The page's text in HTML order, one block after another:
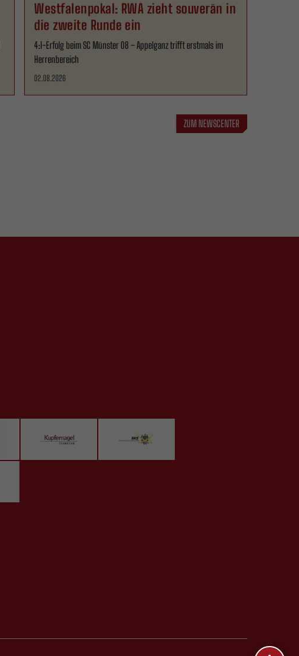
Westfalenpokal: RWA zieht souverän in
die zweite Runde ein
4:1-Erfolg beim SC Münster 08 – Appelganz trifft erstmals im
Herrenbereich
02.08.2026
ZUM NEWSCENTER